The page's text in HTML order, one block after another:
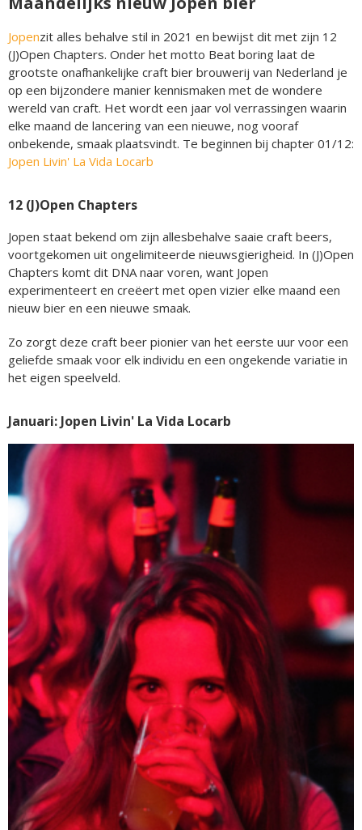
Jopenzit alles behalve stil in 2021 en bewijst dit met zijn 12
(J)Open Chapters. Onder het motto Beat boring laat de
grootste onafhankelijke craft bier brouwerij van Nederland je
op een bijzondere manier kennismaken met de wondere
wereld van craft. Het wordt een jaar vol verrassingen waarin
elke maand de lancering van een nieuwe, nog vooraf
onbekende, smaak plaatsvindt. Te beginnen bij chapter 01/12:
Jopen Livin' La Vida Locarb
12 (J)Open Chapters
Jopen staat bekend om zijn allesbehalve saaie craft beers,
voortgekomen uit ongelimiteerde nieuwsgierigheid. In (J)Open
Chapters komt dit DNA naar voren, want Jopen
experimenteert en creëert met open vizier elke maand een
nieuw bier en een nieuwe smaak.
Zo zorgt deze craft beer pionier van het eerste uur voor een
geliefde smaak voor elk individu en een ongekende variatie in
het eigen speelveld.
Januari: Jopen Livin' La Vida Locarb